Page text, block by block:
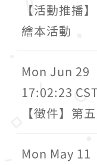
【活動推播
繪本活動
Mon Jun 29
17:02:23
【徵件】第
Mon May 11